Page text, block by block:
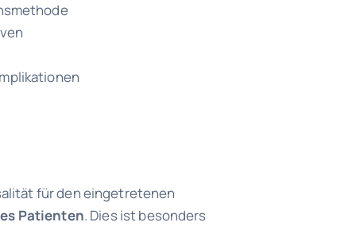
für den eingetretenen
Patienten. Dies ist besonders